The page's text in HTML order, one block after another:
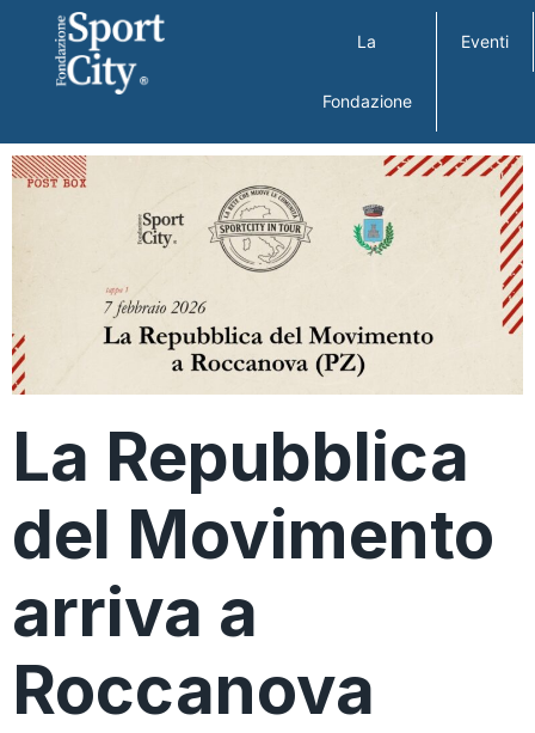
La
Fondazione
Eventi
La Repubblica
del Movimento
arriva a
Roccanova